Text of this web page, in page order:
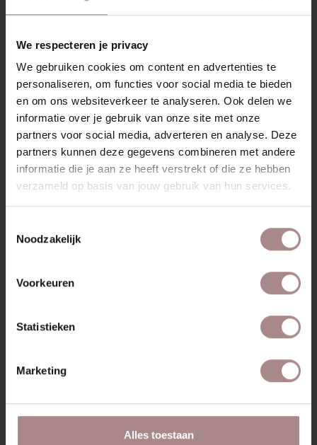
We respecteren je privacy
We gebruiken cookies om content en advertenties te
personaliseren, om functies voor social media te bieden
en om ons websiteverkeer te analyseren. Ook delen we
informatie over je gebruik van onze site met onze
partners voor social media, adverteren en analyse. Deze
partners kunnen deze gegevens combineren met andere
informatie die je aan ze heeft verstrekt of die ze hebben
verzameld op basis van jouw gebruik van hun services.
Noodzakelijk
Voorkeuren
Statistieken
Marketing
Alles toestaan
en luxe bekleding die zorgt voor extra comfort en een
warme uitstraling. Door de verschillende tijdloze opties is
er altijd een kleur die perfect past bij jouw interieur.
KENMERKEN
VERPAKKING EN MONTAGE
GARANTIE
STOFSTALEN BESTELLEN
MISSCHIEN VIND JE DIT